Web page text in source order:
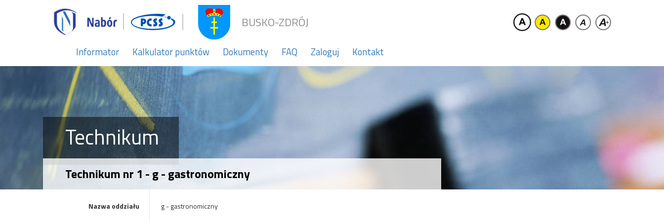
BUSKO-ZDRÓJ
Informator Kalkulator punktów Dokumenty FAQ Zaloguj Kontakt
Technikum
Technikum nr 1 - g - gastronomiczny
Nazwa oddziału g - gastronomiczny